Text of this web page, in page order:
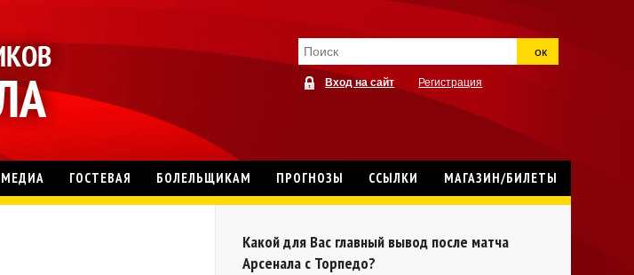
ок
Вход на сайт Регистрация
МЕДИА ГОСТЕВАЯ БОЛЕЛЬЩИКАМ ПРОГНОЗЫ ССЫЛКИ МАГАЗИН/БИЛЕТЫ
Какой для Вас главный вывод после матча
Арсенала с Торпедо?